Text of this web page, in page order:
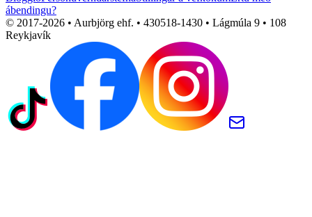
ábendingu?
© 2017-2026 • Aurbjörg ehf. • 430518-1430 • Lágmúla 9 • 108
Reykjavík